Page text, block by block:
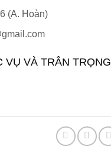
(A. Hoàn)
VÀ TRÂN